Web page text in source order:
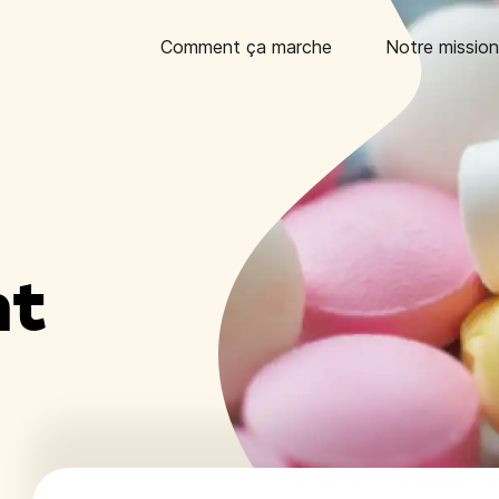
Comment ça marche Notre mission